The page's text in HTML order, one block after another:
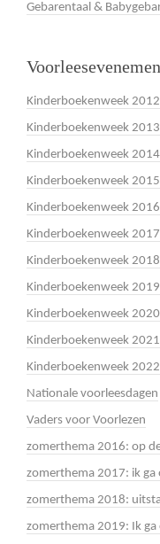
Gebarentaal &
Kinderboekenweek
Kinderboekenweek
Kinderboekenweek
Kinderboekenweek
Kinderboekenweek 2016
Kinderboekenweek
Kinderboekenweek
Kinderboekenweek 2019
Kinderboekenweek 2020
Kinderboekenweek
Kinderboekenweek
Nationale voorleesdagen
Vaders voor Voorlezen
zomerthema 2016: op
zomerthema 2017: ik
zomerthema 2018:
zomerthema 2019: Ik ga